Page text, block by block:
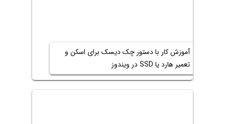
آموزش کار با دستور چک دیسک برای اسکن و
تعمیر هارد یا SSD در ویندوز